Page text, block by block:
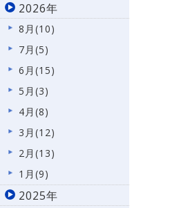
2026年
8月(10)
7月(5)
6月(15)
5月(3)
4月(8)
3月(12)
2月(13)
1月(9)
2025年